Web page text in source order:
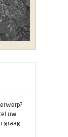
uw
graag